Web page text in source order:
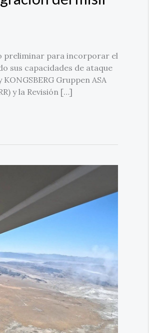
preliminar para incorporar el
sus capacidades de ataque
Gruppen ASA
y la Revisión […]